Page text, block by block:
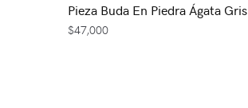
Pieza Buda En Piedra Ágata Gris
$47,000